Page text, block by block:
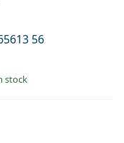
56
stock